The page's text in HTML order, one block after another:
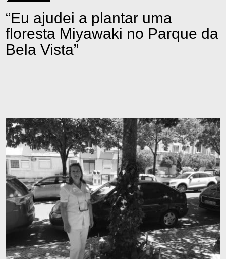
“Eu ajudei a plantar uma
floresta Miyawaki no Parque da
Bela Vista”